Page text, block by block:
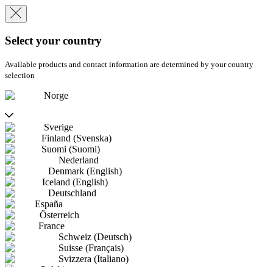
Select your country
Available products and contact information are determined by your country
selection
Norge
Sverige
Finland (Svenska)
Suomi (Suomi)
Nederland
Denmark (English)
Iceland (English)
Deutschland
España
Österreich
France
Schweiz (Deutsch)
Suisse (Français)
Svizzera (Italiano)